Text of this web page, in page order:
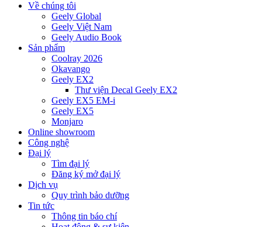
Về chúng tôi
Geely Global
Geely Việt Nam
Geely Audio Book
Sản phẩm
Coolray 2026
Okavango
Geely EX2
Thư viện Decal Geely EX2
Geely EX5 EM-i
Geely EX5
Monjaro
Online showroom
Công nghệ
Đại lý
Tìm đại lý
Đăng ký mở đại lý
Dịch vụ
Quy trình bảo dưỡng
Tin tức
Thông tin báo chí